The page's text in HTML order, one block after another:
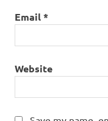
Email*
Website